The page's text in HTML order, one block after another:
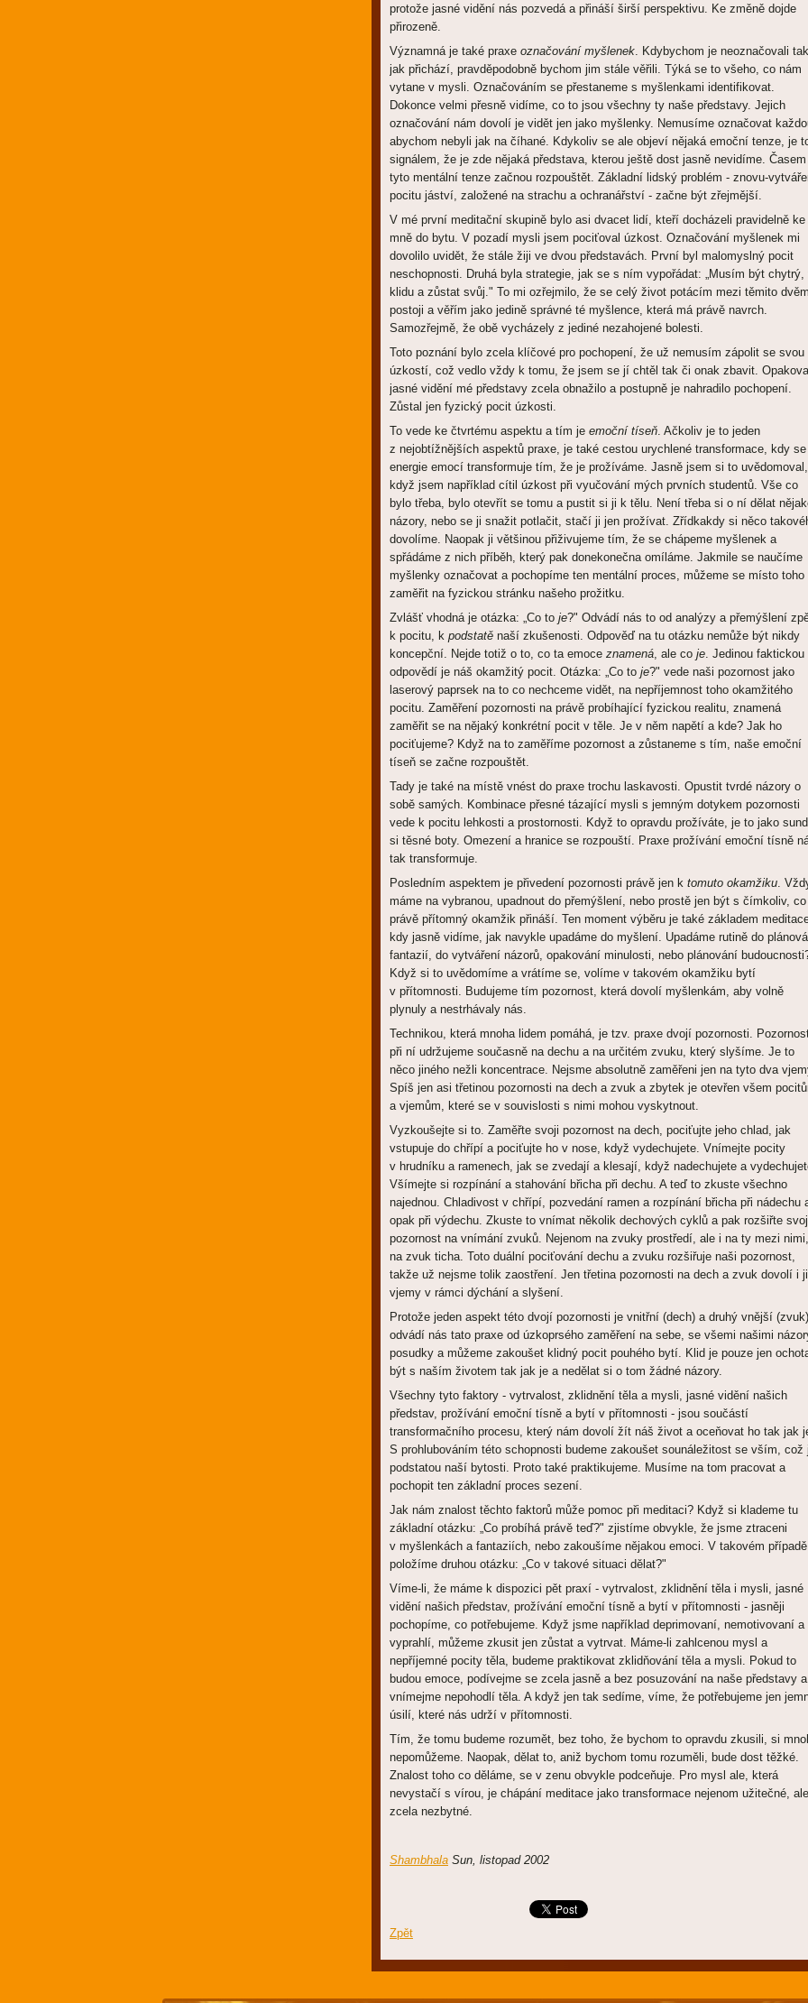
protože jasné vidění nás pozvedá a přináší širší perspektivu. Ke změně dojde
přirozeně.
Významná je také praxe označování myšlenek. Kdybychom je neoznačovali tak
jak přichází, pravděpodobně bychom jim stále věřili. Týká se to všeho, co nám
vytane v mysli. Označováním se přestaneme s myšlenkami identifikovat.
Dokonce velmi přesně vidíme, co to jsou všechny ty naše představy. Jejich
označování nám dovolí je vidět jen jako myšlenky. Nemusíme označovat
abychom nebyli jak na číhané. Kdykoliv se ale objeví nějaká emoční tenze, je
signálem, že je zde nějaká představa, kterou ještě dost jasně nevidíme.
tyto mentální tenze začnou rozpouštět. Základní lidský problém - znovu-
pocitu jáství, založené na strachu a ochranářství - začne být zřejmější.
V mé první meditační skupině bylo asi dvacet lidí, kteří docházeli pravidelně ke
mně do bytu. V pozadí mysli jsem pociťoval úzkost. Označování myšlenek mi
dovolilo uvidět, že stále žiji ve dvou představách. První byl malomyslný pocit
neschopnosti. Druhá byla strategie, jak se s ním vypořádat: „Musím být chytrý,
klidu a zůstat svůj." To mi ozřejmilo, že se celý život potácím mezi těmito
postoji a věřím jako jedině správné té myšlence, která má právě navrch.
Samozřejmě, že obě vycházely z jediné nezahojené bolesti.
Toto poznání bylo zcela klíčové pro pochopení, že už nemusím zápolit se svou
úzkostí, což vedlo vždy k tomu, že jsem se jí chtěl tak či onak zbavit.
jasné vidění mé představy zcela obnažilo a postupně je nahradilo pochopení.
Zůstal jen fyzický pocit úzkosti.
To vede ke čtvrtému aspektu a tím je emoční tíseň. Ačkoliv je to jeden
z nejobtížnějších aspektů praxe, je také cestou urychlené transformace, kdy se
energie emocí transformuje tím, že je prožíváme. Jasně jsem si to uvědomoval,
když jsem například cítil úzkost při vyučování mých prvních studentů. Vše co
bylo třeba, bylo otevřít se tomu a pustit si ji k tělu. Není třeba si o ní dělat
názory, nebo se ji snažit potlačit, stačí ji jen prožívat. Zřídkakdy si něco
dovolíme. Naopak ji většinou přiživujeme tím, že se chápeme myšlenek a
spřádáme z nich příběh, který pak donekonečna omíláme. Jakmile se naučíme
myšlenky označovat a pochopíme ten mentální proces, můžeme se místo toho
zaměřit na fyzickou stránku našeho prožitku.
Zvlášť vhodná je otázka: „Co to je?" Odvádí nás to od analýzy a přemýšlení
k pocitu, k podstatě naší zkušenosti. Odpověď na tu otázku nemůže být nikdy
koncepční. Nejde totiž o to, co ta emoce znamená, ale co je. Jedinou faktickou
odpovědí je náš okamžitý pocit. Otázka: „Co to je?" vede naši pozornost jako
laserový paprsek na to co nechceme vidět, na nepříjemnost toho okamžitého
pocitu. Zaměření pozornosti na právě probíhající fyzickou realitu, znamená
zaměřit se na nějaký konkrétní pocit v těle. Je v něm napětí a kde? Jak ho
pociťujeme? Když na to zaměříme pozornost a zůstaneme s tím, naše emoční
tíseň se začne rozpouštět.
Tady je také na místě vnést do praxe trochu laskavosti. Opustit tvrdé názory o
sobě samých. Kombinace přesné tázající mysli s jemným dotykem pozornosti
vede k pocitu lehkosti a prostornosti. Když to opravdu prožíváte, je to jako
si těsné boty. Omezení a hranice se rozpouští. Praxe prožívání emoční tísně
tak transformuje.
Posledním aspektem je přivedení pozornosti právě jen k tomuto okamžiku.
máme na vybranou, upadnout do přemýšlení, nebo prostě jen být s čímkoliv, co
právě přítomný okamžik přináší. Ten moment výběru je také základem
kdy jasně vidíme, jak navykle upadáme do myšlení. Upadáme rutině do
fantazií, do vytváření názorů, opakování minulosti, nebo plánování
Když si to uvědomíme a vrátíme se, volíme v takovém okamžiku bytí
v přítomnosti. Budujeme tím pozornost, která dovolí myšlenkám, aby volně
plynuly a nestrhávaly nás.
Technikou, která mnoha lidem pomáhá, je tzv. praxe dvojí pozornosti.
při ní udržujeme současně na dechu a na určitém zvuku, který slyšíme. Je to
něco jiného nežli koncentrace. Nejsme absolutně zaměřeni jen na tyto dva
Spíš jen asi třetinou pozornosti na dech a zvuk a zbytek je otevřen všem
a vjemům, které se v souvislosti s nimi mohou vyskytnout.
Vyzkoušejte si to. Zaměřte svoji pozornost na dech, pociťujte jeho chlad, jak
vstupuje do chřípí a pociťujte ho v nose, když vydechujete. Vnímejte pocity
v hrudníku a ramenech, jak se zvedají a klesají, když nadechujete a
Všímejte si rozpínání a stahování břicha při dechu. A teď to zkuste všechno
najednou. Chladivost v chřípí, pozvedání ramen a rozpínání břicha při nádechu
opak při výdechu. Zkuste to vnímat několik dechových cyklů a pak rozšiřte
pozornost na vnímání zvuků. Nejenom na zvuky prostředí, ale i na ty mezi nimi,
na zvuk ticha. Toto duální pociťování dechu a zvuku rozšiřuje naši pozornost,
takže už nejsme tolik zaostření. Jen třetina pozornosti na dech a zvuk dovolí i
vjemy v rámci dýchání a slyšení.
Protože jeden aspekt této dvojí pozornosti je vnitřní (dech) a druhý vnější
odvádí nás tato praxe od úzkoprsého zaměření na sebe, se všemi našimi
posudky a můžeme zakoušet klidný pocit pouhého bytí. Klid je pouze jen
být s naším životem tak jak je a nedělat si o tom žádné názory.
Všechny tyto faktory - vytrvalost, zklidnění těla a mysli, jasné vidění našich
představ, prožívání emoční tísně a bytí v přítomnosti - jsou součástí
transformačního procesu, který nám dovolí žít náš život a oceňovat ho tak jak
S prohlubováním této schopnosti budeme zakoušet sounáležitost se vším, což
podstatou naší bytosti. Proto také praktikujeme. Musíme na tom pracovat a
pochopit ten základní proces sezení.
Jak nám znalost těchto faktorů může pomoc při meditaci? Když si klademe tu
základní otázku: „Co probíhá právě teď?" zjistíme obvykle, že jsme ztraceni
v myšlenkách a fantaziích, nebo zakoušíme nějakou emoci. V takovém
položíme druhou otázku: „Co v takové situaci dělat?"
Víme-li, že máme k dispozici pět praxí - vytrvalost, zklidnění těla i mysli, jasné
vidění našich představ, prožívání emoční tísně a bytí v přítomnosti - jasněji
pochopíme, co potřebujeme. Když jsme například deprimovaní, nemotivovaní a
vyprahlí, můžeme zkusit jen zůstat a vytrvat. Máme-li zahlcenou mysl a
nepříjemné pocity těla, budeme praktikovat zklidňování těla a mysli. Pokud to
budou emoce, podívejme se zcela jasně a bez posuzování na naše představy a
vnímejme nepohodlí těla. A když jen tak sedíme, víme, že potřebujeme jen
úsilí, které nás udrží v přítomnosti.
Tím, že tomu budeme rozumět, bez toho, že bychom to opravdu zkusili, si
nepomůžeme. Naopak, dělat to, aniž bychom tomu rozuměli, bude dost těžké.
Znalost toho co děláme, se v zenu obvykle podceňuje. Pro mysl ale, která
nevystačí s vírou, je chápání meditace jako transformace nejenom užitečné, ale
zcela nezbytné.
Shambhala Sun, listopad 2002
Zpět